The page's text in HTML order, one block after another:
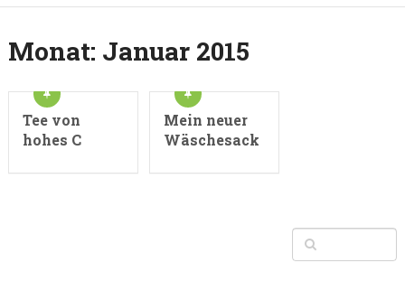
Monat: Januar 2015
Tee von
hohes C
Mein neuer
Wäschesack